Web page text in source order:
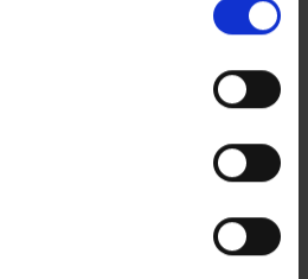
consenso in qualsiasi
sui cookie o facendo clic
sulla tua posizione
di qualche
scansionandolo
SERVIZIO